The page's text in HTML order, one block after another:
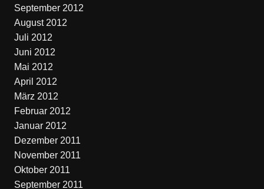
September 2012
August 2012
Juli 2012
Juni 2012
Mai 2012
April 2012
März 2012
Februar 2012
Januar 2012
Dezember 2011
November 2011
Oktober 2011
September 2011